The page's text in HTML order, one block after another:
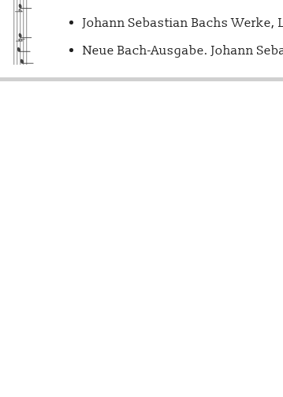
Johann Sebastian Bachs Werke,
Neue Bach-Ausgabe. Johann